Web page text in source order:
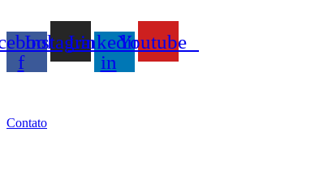
f
InstagramLinkedin-
in
Youtube
Contato